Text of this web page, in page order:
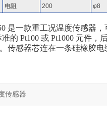
电阻 200 φ8
是一款重工况温度传感器
的 Pt100 或 Pt1000 元件
传感器芯连在一条硅橡胶